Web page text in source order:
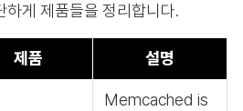
하게 제품들을 정리합니다.
제품 설명
Memcached is